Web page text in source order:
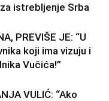
istrebljenje Srba
PREVIŠE JE: “U
koji ima vizuju i
Vučića!”
VULIĆ: “Ako